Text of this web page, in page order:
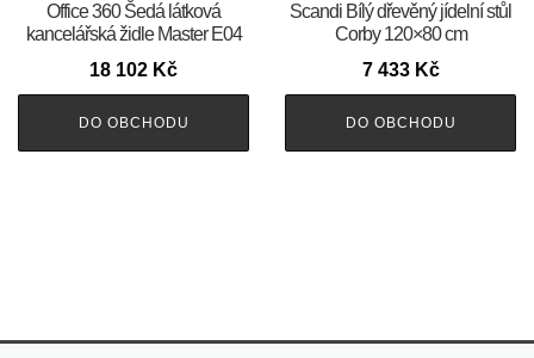
Office 360 Šedá látková
kancelářská židle Master E04
18 102 Kč
DO OBCHODU
Scandi Bílý dřevěný jídelní stůl
Corby 120×80 cm
7 433 Kč
DO OBCHODU